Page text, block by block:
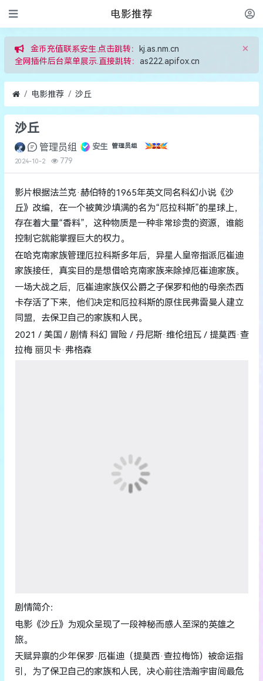
电影推荐
金币充值联系安生.点击跳转：
kj.as.nm.cn
全网插件后台菜单展示.直接跳转： as222.apifox.cn
×
电影推荐 沙丘
沙丘
管理员组 安生 管理员组
2024-10-2 779
影片根据法兰克·赫伯特的1965年英文同名科幻小说《沙
丘》改编，在一个被黄沙填满的名为“厄拉科斯”的星球上，
存在着大量“香料”，这种物质是一种非常珍贵的资源，谁能
控制它就能掌握巨大的权力。
在哈克南家族管理厄拉科斯多年后，异星人皇帝指派厄崔迪
家族接任，真实目的是想借哈克南家族来除掉厄崔迪家族。
一场大战之后，厄崔迪家族仅公爵之子保罗和他的母亲杰西
卡存活了下来，他们决定和厄拉科斯的原住民弗雷曼人建立
同盟，去保卫自己的家族和人民。
2021 / 美国 / 剧情 科幻 冒险 / 丹尼斯·维伦纽瓦 / 提莫西·查
拉梅 丽贝卡·弗格森
剧情简介：
电影《沙丘》为观众呈现了一段神秘而感人至深的英雄之
旅。
天赋异禀的少年保罗·厄崔迪（提莫西·查拉梅饰）被命运指
引，为了保卫自己的家族和人民，决心前往浩瀚宇宙间最危